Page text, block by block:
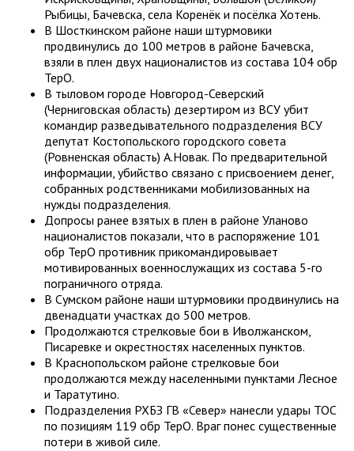
Рыбицы, Бачевска, села Коренёк и посёлка Хотень.
В Шосткинском районе наши штурмовики
продвинулись до 100 метров в районе Бачевска,
взяли в плен двух националистов из состава 104 обр
ТерО.
В тыловом городе Новгород-Северский
(Черниговская область) дезертиром из ВСУ убит
командир разведывательного подразделения ВСУ
депутат Костопольского городского совета
(Ровненская область) А.Новак. По предварительной
информации, убийство связано с присвоением денег,
собранных родственниками мобилизованных на
нужды подразделения.
Допросы ранее взятых в плен в районе Уланово
националистов показали, что в распоряжение 101
обр ТерО противник прикомандировывает
мотивированных военнослужащих из состава 5-го
пограничного отряда.
В Сумском районе наши штурмовики продвинулись на
двенадцати участках до 500 метров.
Продолжаются стрелковые бои в Иволжанском,
Писаревке и окрестностях населенных пунктов.
В Краснопольском районе стрелковые бои
продолжаются между населенными пунктами Лесное
и Таратутино.
Подразделения РХБЗ ГВ «Север» нанесли удары ТОС
по позициям 119 обр ТерО. Враг понес существенные
потери в живой силе.